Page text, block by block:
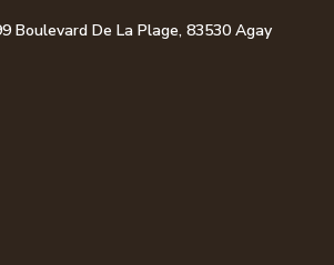
Boulevard De La Plage, 83530 Agay